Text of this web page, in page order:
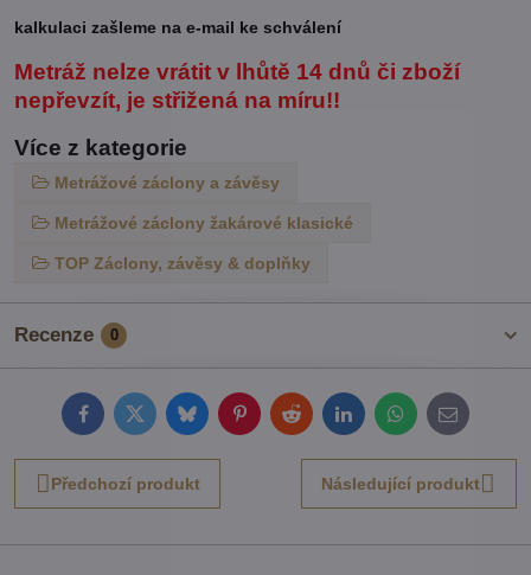
kalkulaci zašleme na e-mail ke schválení
Metráž nelze vrátit v lhůtě 14 dnů či zboží
nepřevzít, je střižená na míru!!
Více z kategorie
Metrážové záclony a závěsy
Metrážové záclony žakárové klasické
TOP Záclony, závěsy & doplňky
Recenze 0
FacebookTwitterBlueskyPinterestRedditLinkedInWhatsApp
E-
mail
Předchozí produkt Následující produkt